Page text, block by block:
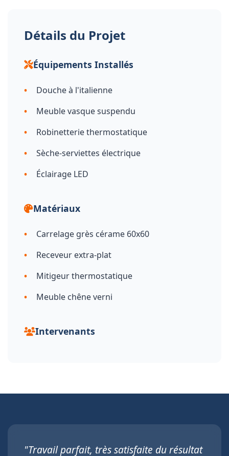
Détails du Projet
Équipements Installés
Douche à l'italienne
Meuble vasque suspendu
Robinetterie thermostatique
Sèche-serviettes électrique
Éclairage LED
Matériaux
Carrelage grès cérame 60x60
Receveur extra-plat
Mitigeur thermostatique
Meuble chêne verni
Intervenants
"Travail parfait, très satisfaite du résultat